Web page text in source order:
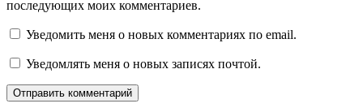
последующих моих комментариев.
Уведомить меня о новых комментариях по email.
Уведомлять меня о новых записях почтой.